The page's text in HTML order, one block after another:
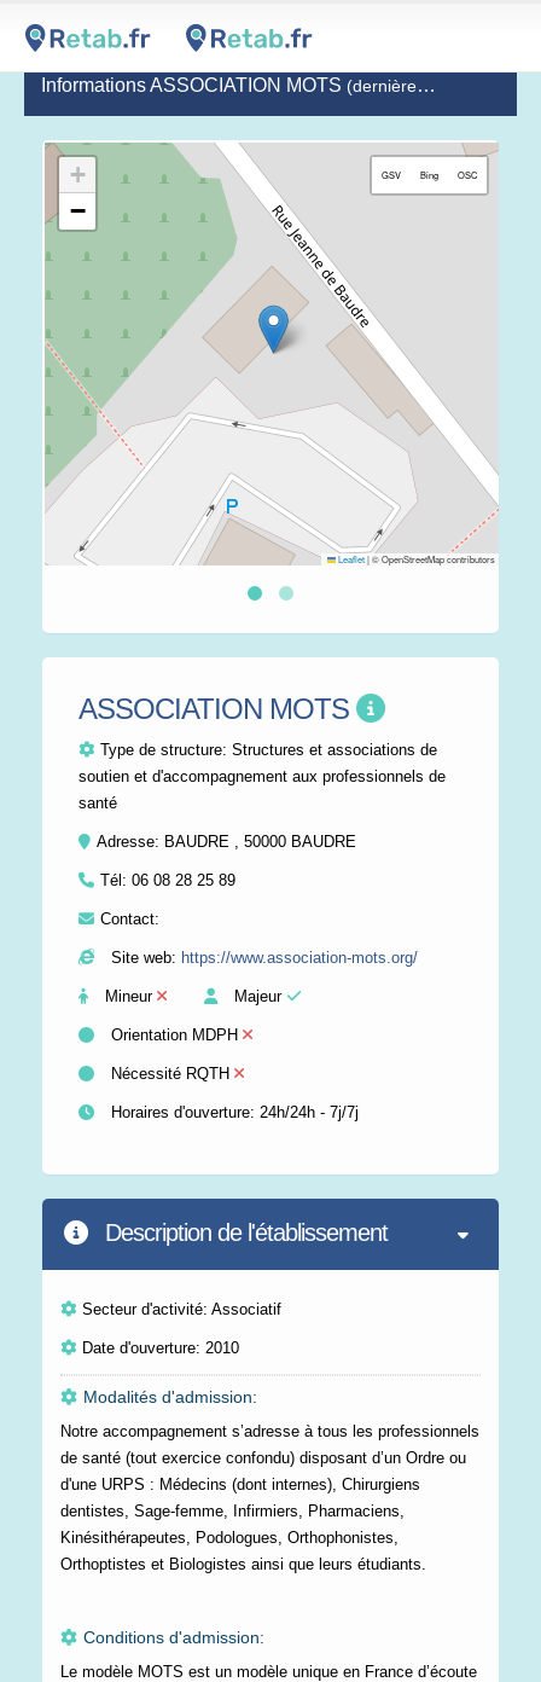
Informations ASSOCIATION MOTS (dernière mise à jour le 2024-07-02)
+
−
GSV Bing OSC
Leaflet|© OpenStreetMap contributors
ASSOCIATION MOTS
Type de structure: Structures et associations de
soutien et d'accompagnement aux professionnels de
santé
Adresse: BAUDRE , 50000 BAUDRE
Tél: 06 08 28 25 89
Contact:
Site web: https://www.association-mots.org/
Mineur Majeur
Orientation MDPH
Nécessité RQTH
Horaires d'ouverture: 24h/24h - 7j/7j
Description de l'établissement
Secteur d'activité: Associatif
Date d'ouverture: 2010
Modalités d'admission:
Notre accompagnement s’adresse à tous les professionnels
de santé (tout exercice confondu) disposant d’un Ordre ou
d'une URPS : Médecins (dont internes), Chirurgiens
dentistes, Sage-femme, Infirmiers, Pharmaciens,
Kinésithérapeutes, Podologues, Orthophonistes,
Orthoptistes et Biologistes ainsi que leurs étudiants.
Conditions d'admission:
Le modèle MOTS est un modèle unique en France d’écoute